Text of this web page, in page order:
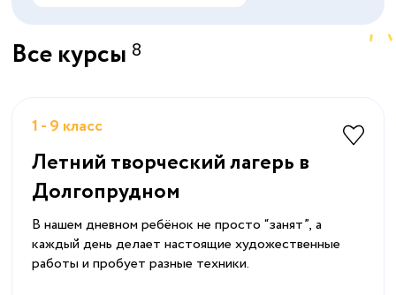
Все курсы 8
1 - 9 класс
Летний творческий лагерь в
Долгопрудном
В нашем дневном ребёнок не просто “занят”, а
каждый день делает настоящие художественные
работы и пробует разные техники.